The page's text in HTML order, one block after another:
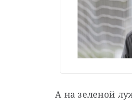
А на зеленой